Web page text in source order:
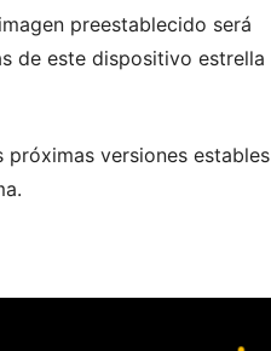
preestablecido será
de este dispositivo estrella
próximas versiones estables